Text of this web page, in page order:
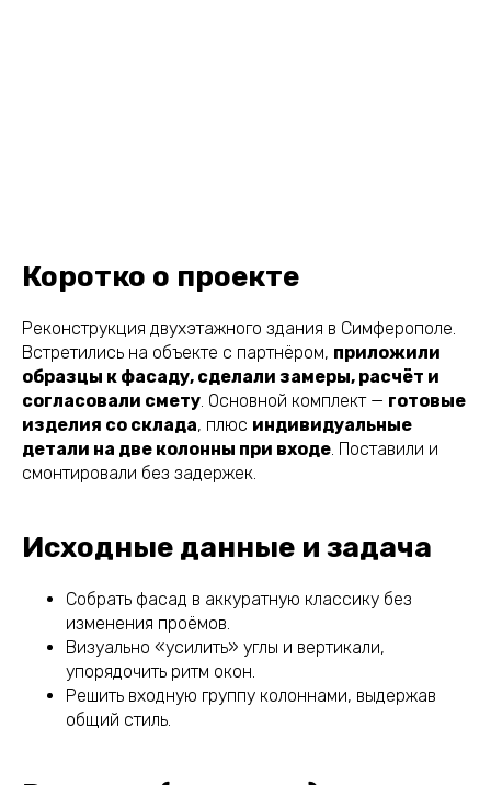
Коротко о проекте
Реконструкция двухэтажного здания в Симферополе.
Встретились на объекте с партнёром, приложили
образцы к фасаду, сделали замеры, расчёт и
согласовали смету. Основной комплект — готовые
изделия со склада, плюс индивидуальные
детали на две колонны при входе. Поставили и
смонтировали без задержек.
Исходные данные и задача
Собрать фасад в аккуратную классику без
изменения проёмов.
Визуально «усилить» углы и вертикали,
упорядочить ритм окон.
Решить входную группу колоннами, выдержав
общий стиль.